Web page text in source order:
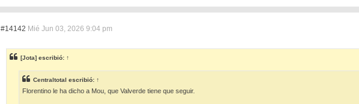
#14142M
a
j
e
Mié Jun 03, 2026 9:04 pm
[Jota] escribió: ↑
Centraltotal escribió: ↑
Florentino le ha dicho a Mou, que Valverde tiene que seguir.